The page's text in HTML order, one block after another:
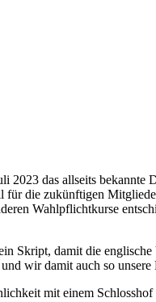
2023 das allseits
die zukünftigen
Wahlpflichtkurse
Skript, damit die
wir damit auch so unsere
mit einem